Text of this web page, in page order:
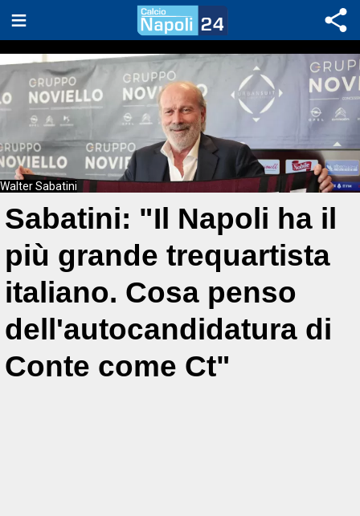
Walter Sabatini
Sabatini: "Il Napoli ha il
più grande trequartista
italiano. Cosa penso
dell'autocandidatura di
Conte come Ct"